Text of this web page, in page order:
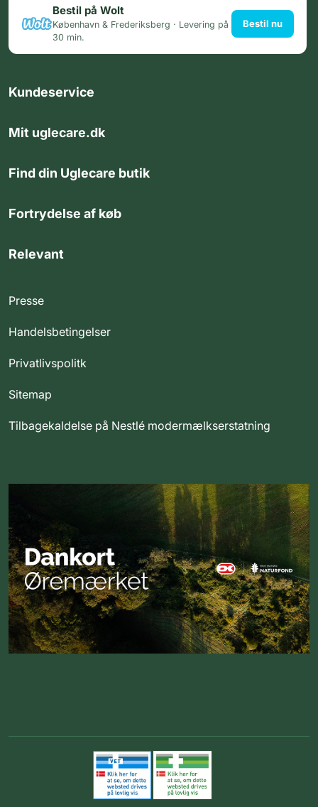
Bestil på Wolt
København & Frederiksberg · Levering på
30 min.
Bestil nu
Kundeservice
Mit uglecare.dk
Find din Uglecare butik
Fortrydelse af køb
Relevant
Presse
Handelsbetingelser
Privatlivspolitk
Sitemap
Tilbagekaldelse på Nestlé modermælkserstatning